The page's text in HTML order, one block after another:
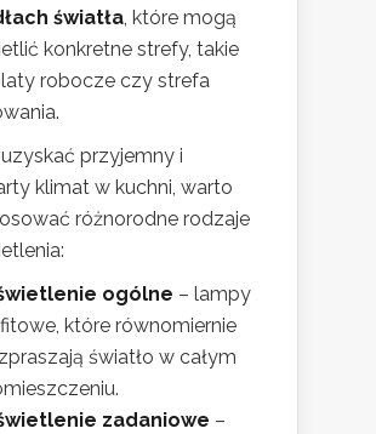
światła, które mogą
konkretne strefy, takie
robocze czy strefa
przyjemny i
klimat w kuchni, warto
różnorodne rodzaje
ogólne – lampy
które równomiernie
światło w całym
zadaniowe –